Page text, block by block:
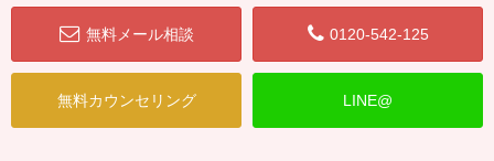
無料メール相談 0120-542-125
無料カウンセリング LINE@